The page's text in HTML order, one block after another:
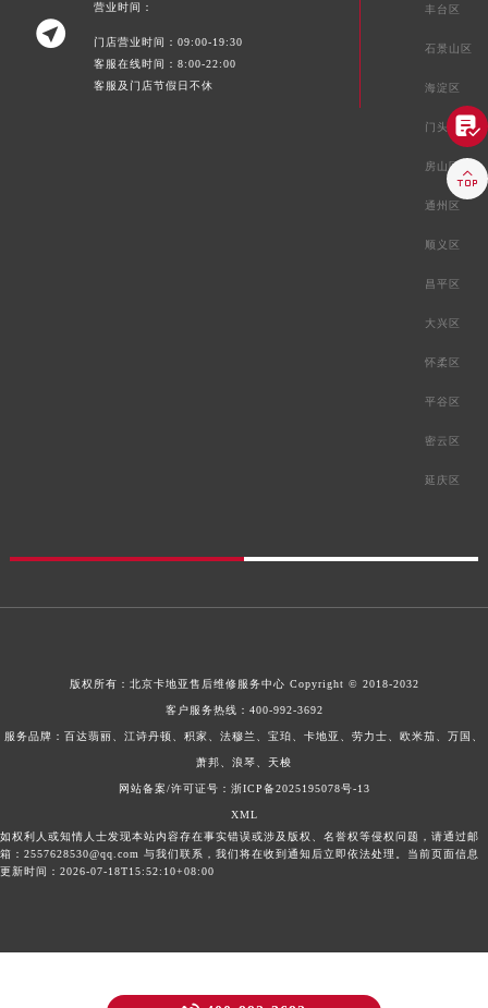

营业时间：
门店营业时间：09:00-19:30
客服在线时间：8:00-22:00
客服及门店节假日不休
丰台区
石景山区
海淀区
门头沟区
房山区
通州区
顺义区
昌平区
大兴区
怀柔区
平谷区
密云区
延庆区
版权所有： 北京卡地亚售后维修服务中心 Copyright © 2018-2032
客户服务热线： 400-992-3692
服务品牌：百达翡丽、江诗丹顿、积家、法穆兰、宝珀、卡地亚、劳力士、欧米茄、万国、
萧邦、浪琴、天梭
网站备案/许可证号：浙ICP备2025195078号-13
XML
如权利人或知情人士发现本站内容存在事实错误或涉及版权、名誉权等侵权问题，请通过邮
箱：2557628530@qq.com 与我们联系，我们将在收到通知后立即依法处理。当前页面信息
更新时间：2026-07-18T15:52:10+08:00

